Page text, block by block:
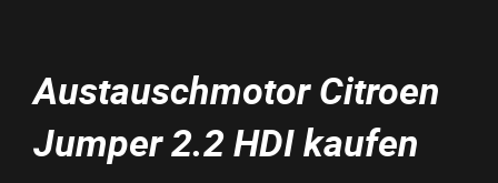
Austauschmotor Citroen
Jumper 2.2 HDI kaufen